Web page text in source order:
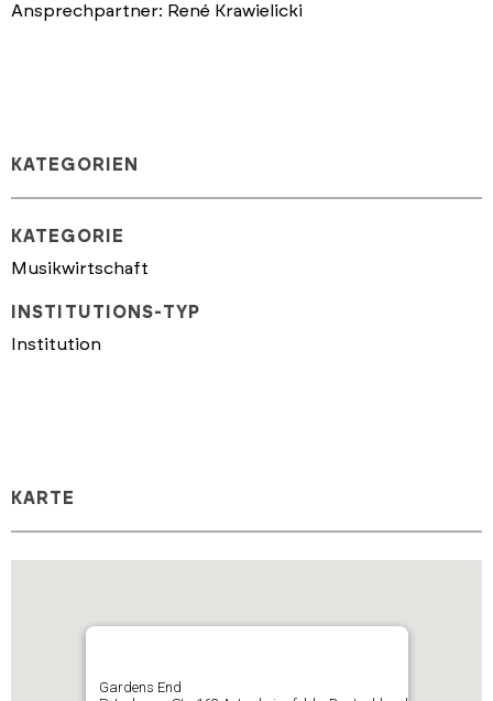
Ansprechpartner: René Krawielicki
KATEGORIEN
KATEGORIE
Musikwirtschaft
INSTITUTIONS-TYP
Institution
KARTE
Gardens End